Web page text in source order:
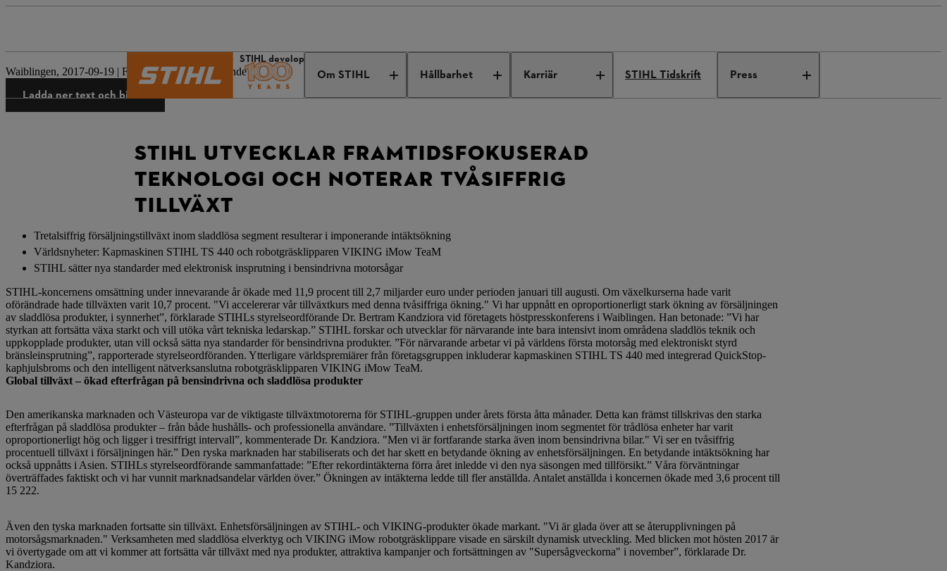
Om STIHL Hållbarhet Karriär STIHL Tidskrift Press
STIHL develops future-focused technology and records double-digit growth
Waiblingen, 2017-09-19 | Företagets pressmeddelande
Ladda ner text och bilder
STIHL UTVECKLAR FRAMTIDSFOKUSERAD
TEKNOLOGI OCH NOTERAR TVÅSIFFRIG
TILLVÄXT
Tretalsiffrig försäljningstillväxt inom sladdlösa segment resulterar i imponerande intäktsökning
Världsnyheter: Kapmaskinen STIHL TS 440 och robotgräsklipparen VIKING iMow TeaM
STIHL sätter nya standarder med elektronisk insprutning i bensindrivna motorsågar
STIHL-koncernens omsättning under innevarande år ökade med 11,9 procent till 2,7 miljarder euro under perioden januari till augusti. Om växelkurserna hade varit
oförändrade hade tillväxten varit 10,7 procent. "Vi accelererar vår tillväxtkurs med denna tvåsiffriga ökning." Vi har uppnått en oproportionerligt stark ökning av försäljningen
av sladdlösa produkter, i synnerhet”, förklarade STIHLs styrelseordförande Dr. Bertram Kandziora vid företagets höstpresskonferens i Waiblingen. Han betonade: ”Vi har
styrkan att fortsätta växa starkt och vill utöka vårt tekniska ledarskap.” STIHL forskar och utvecklar för närvarande inte bara intensivt inom områdena sladdlös teknik och
uppkopplade produkter, utan vill också sätta nya standarder för bensindrivna produkter. ”För närvarande arbetar vi på världens första motorsåg med elektroniskt styrd
bränsleinsprutning”, rapporterade styrelseordföranden. Ytterligare världspremiärer från företagsgruppen inkluderar kapmaskinen STIHL TS 440 med integrerad QuickStop-
kaphjulsbroms och den intelligent nätverksanslutna robotgräsklipparen VIKING iMow TeaM.
Global tillväxt – ökad efterfrågan på bensindrivna och sladdlösa produkter
Den amerikanska marknaden och Västeuropa var de viktigaste tillväxtmotorerna för STIHL-gruppen under årets första åtta månader. Detta kan främst tillskrivas den starka
efterfrågan på sladdlösa produkter – från både hushålls- och professionella användare. ”Tillväxten i enhetsförsäljningen inom segmentet för trådlösa enheter har varit
oproportionerligt hög och ligger i tresiffrigt intervall”, kommenterade Dr. Kandziora. "Men vi är fortfarande starka även inom bensindrivna bilar." Vi ser en tvåsiffrig
procentuell tillväxt i försäljningen här.” Den ryska marknaden har stabiliserats och det har skett en betydande ökning av enhetsförsäljningen. En betydande intäktsökning har
också uppnåtts i Asien. STIHLs styrelseordförande sammanfattade: ”Efter rekordintäkterna förra året inledde vi den nya säsongen med tillförsikt.” Våra förväntningar
överträffades faktiskt och vi har vunnit marknadsandelar världen över.” Ökningen av intäkterna ledde till fler anställda. Antalet anställda i koncernen ökade med 3,6 procent till
15 222.
Även den tyska marknaden fortsatte sin tillväxt. Enhetsförsäljningen av STIHL- och VIKING-produkter ökade markant. "Vi är glada över att se återupplivningen på
motorsågsmarknaden." Verksamheten med sladdlösa elverktyg och VIKING iMow robotgräsklippare visade en särskilt dynamisk utveckling. Med blicken mot hösten 2017 är
vi övertygade om att vi kommer att fortsätta vår tillväxt med nya produkter, attraktiva kampanjer och fortsättningen av "Supersågveckorna" i november”, förklarade Dr.
Kandziora.